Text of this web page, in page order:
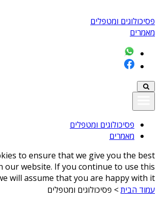
פסיכולוגים ומטפלים
מאמרים
פסיכולוגים ומטפלים
מאמרים
to ensure that we give you the best
our website. If you continue to use this
will assume that you are happy with it
עמוד הבית> פסיכולוגים ומטפלים